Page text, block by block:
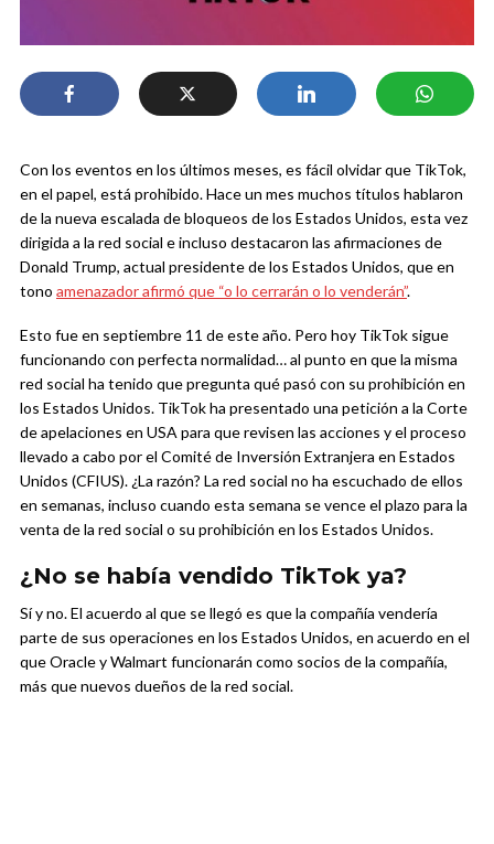
Con los eventos en los últimos meses, es fácil olvidar que TikTok,
en el papel, está prohibido. Hace un mes muchos títulos hablaron
de la nueva escalada de bloqueos de los Estados Unidos, esta vez
dirigida a la red social e incluso destacaron las afirmaciones de
Donald Trump, actual presidente de los Estados Unidos, que en
tono amenazador afirmó que “o lo cerrarán o lo venderán”.
Esto fue en septiembre 11 de este año. Pero hoy TikTok sigue
funcionando con perfecta normalidad… al punto en que la misma
red social ha tenido que pregunta qué pasó con su prohibición en
los Estados Unidos. TikTok ha presentado una petición a la Corte
de apelaciones en USA para que revisen las acciones y el proceso
llevado a cabo por el Comité de Inversión Extranjera en Estados
Unidos (CFIUS). ¿La razón? La red social no ha escuchado de ellos
en semanas, incluso cuando esta semana se vence el plazo para la
venta de la red social o su prohibición en los Estados Unidos.
¿No se había vendido TikTok ya?
Sí y no. El acuerdo al que se llegó es que la compañía vendería
parte de sus operaciones en los Estados Unidos, en acuerdo en el
que Oracle y Walmart funcionarán como socios de la compañía,
más que nuevos dueños de la red social.